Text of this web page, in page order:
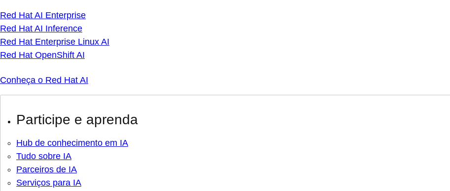
Red Hat AI Enterprise
Red Hat AI Inference
Red Hat Enterprise Linux AI
Red Hat OpenShift AI
Conheça o Red Hat AI
Participe e aprenda
Hub de conhecimento em IA
Tudo sobre IA
Parceiros de IA
Serviços para IA